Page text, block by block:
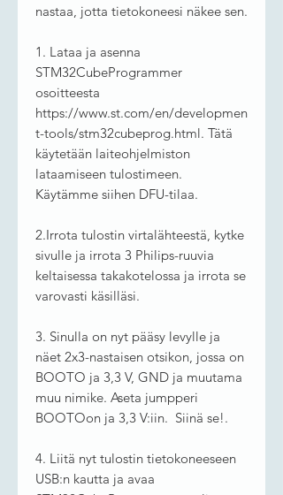
nastaa, jotta tietokoneesi näkee sen.
1. Lataa ja asenna
STM32CubeProgrammer
osoitteesta
https://www.st.com/en/developmen
t-tools/stm32cubeprog.html. Tätä
käytetään laiteohjelmiston
lataamiseen tulostimeen.
Käytämme siihen DFU-tilaa.
2.Irrota tulostin virtalähteestä, kytke
sivulle ja irrota 3 Philips-ruuvia
keltaisessa takakotelossa ja irrota se
varovasti käsilläsi.
3. Sinulla on nyt pääsy levylle ja
näet 2x3-nastaisen otsikon, jossa on
BOOTO ja 3,3 V, GND ja muutama
muu nimike. Aseta jumpperi
BOOTOon ja 3,3 V:iin. Siinä se!.
4. Liitä nyt tulostin tietokoneeseen
USB:n kautta ja avaa